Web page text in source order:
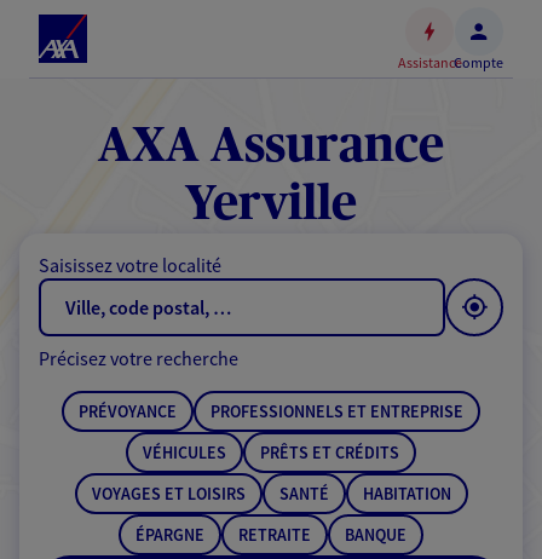
Accéder
contenu
principal
Accéder
au
de
AssistanceCompte
AXA Assurance
Yerville
Saisissez votre localité
Précisez votre recherche
PRÉVOYANCE
PROFESSIONNELS ET ENTREPRISE
VÉHICULES
PRÊTS ET CRÉDITS
VOYAGES ET LOISIRS
SANTÉ
HABITATION
ÉPARGNE
RETRAITE BANQUE